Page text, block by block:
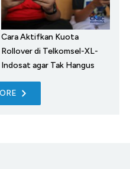
Cara Aktifkan Kuota
Rollover di Telkomsel-XL-
Indosat agar Tak Hangus